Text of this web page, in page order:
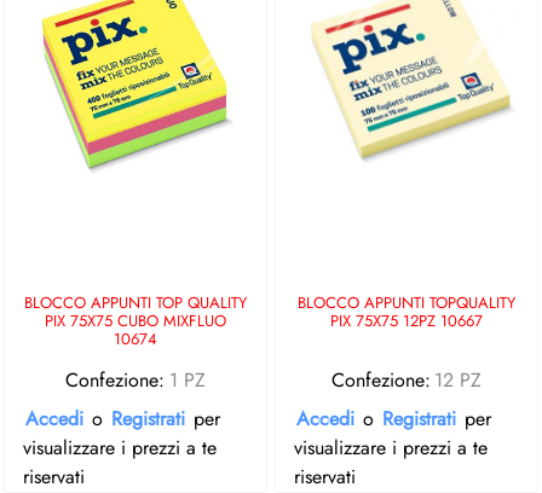
BLOCCO APPUNTI TOP QUALITY
PIX 75X75 CUBO MIXFLUO
10674
Confezione: 1 PZ
Accedi o Registrati per
visualizzare i prezzi a te
riservati
BLOCCO APPUNTI TOPQUALITY
PIX 75X75 12PZ 10667
Confezione: 12 PZ
Accedi o Registrati per
visualizzare i prezzi a te
riservati